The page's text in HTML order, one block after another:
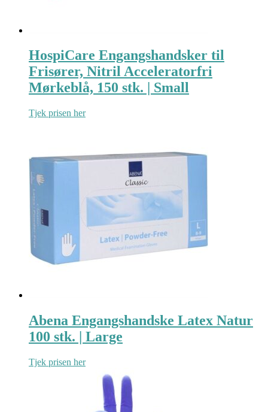
HospiCare Engangshandsker til
Frisører, Nitril Acceleratorfri
Mørkeblå, 150 stk. | Small
Tjek prisen her
Abena Engangshandske Latex Natur
100 stk. | Large
Tjek prisen her